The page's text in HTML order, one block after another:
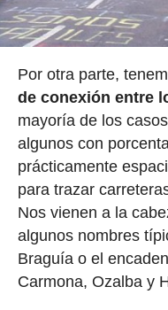
Por otra parte,
de conexión entre
mayoría de los
algunos con
prácticamente
para trazar
Nos vienen a la
algunos nombres
Braguía o el
Carmona, Ozalba y